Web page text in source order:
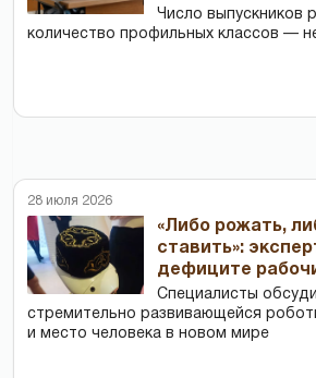
Число выпускников
количество профильных классов —
28 июля 2026
«Либо рожать,
ставить»:
дефиците
Специалисты
стремительно развивающейся
и место человека в новом мире